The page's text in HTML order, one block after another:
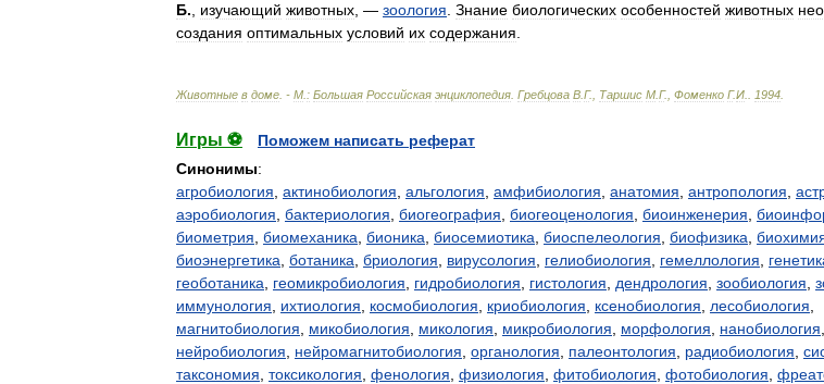
Б. изучающий животных , — зоология Знание биологических особенностей животных
создания оптимальных условий их содержания
Животные в доме . - М : Большая Российская энциклопедия Гребцова В Г., Таршис М Г., Фоменко Г.И 1994
Игры ⚽
Поможем написать реферат
Синонимы:
агробиология актинобиология альгология амфибиология анатомия антропология
аэробиология бактериология биогеография биогеоценология биоинженерия
биометрия биомеханика бионика биосемиотика биоспелеология биофизика
биоэнергетика ботаника бриология вирусология гелиобиология гемеллология
геоботаника
геомикробиология гидробиология гистология дендрология зообиология
иммунология
ихтиология космобиология криобиология ксенобиология лесобиология
магнитобиология
микобиология микология микробиология морфология нанобиология
нейробиология
нейромагнитобиология органология палеонтология радиобиология
таксономия токсикология фенология физиология фитобиология фотобиология